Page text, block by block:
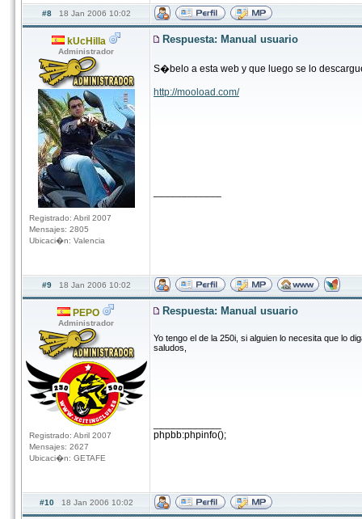
#8 18 Jan 2006 10:02
kUcHilla
Administrador
Registrado: Abril 2007
Mensajes: 2805
Ubicaci�n: Valencia
Respuesta: Manual usuario
S�belo a esta web y que luego se lo
http://mooload.com/
#9 18 Jan 2006 10:02
PEPO
Administrador
Registrado: Abril 2007
Mensajes: 2627
Ubicaci�n: GETAFE
Respuesta: Manual usuario
Yo tengo el de la 250i, si alguien lo necesita que lo
saludos,
phpbb:phpinfo();
#10 18 Jan 2006 10:02